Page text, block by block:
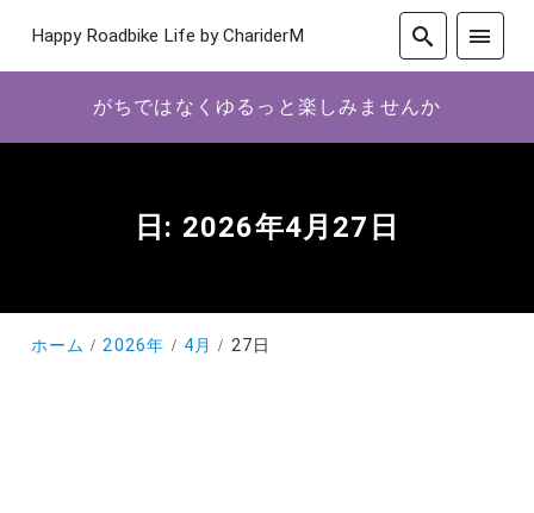
Happy Roadbike Life by ChariderM
がちではなくゆるっと楽しみませんか
日: 2026年4月27日
ホーム 2026年 4月 27日